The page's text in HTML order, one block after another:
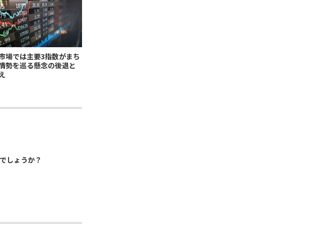
場では主要3指数がまち
勢を巡る懸念の後退と
しょうか？